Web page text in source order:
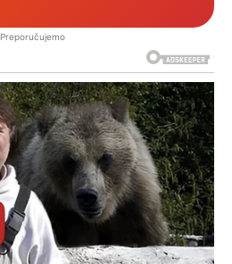
Preporučujemo